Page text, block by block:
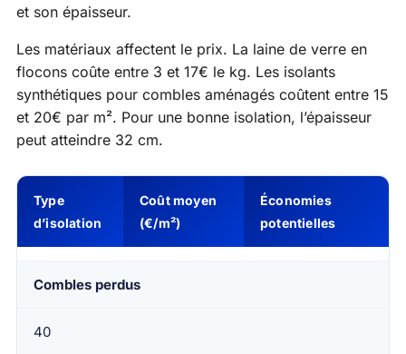
et son épaisseur.
Les matériaux affectent le prix. La laine de verre en
flocons coûte entre 3 et 17€ le kg. Les isolants
synthétiques pour combles aménagés coûtent entre 15
et 20€ par m². Pour une bonne isolation, l’épaisseur
peut atteindre 32 cm.
Type
d’isolation
Coût moyen
(€/m²)
Économies
potentielles
Combles perdus
40